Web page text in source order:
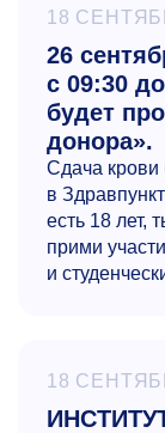
18
26
с 09:30
будет
донора».
Сдача крови
в
есть 18 лет,
прими
и
18